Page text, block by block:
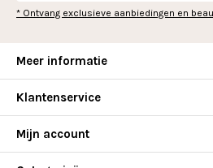
* Ontvang exclusieve aanbiedingen en
Meer informatie
Klantenservice
Mijn account